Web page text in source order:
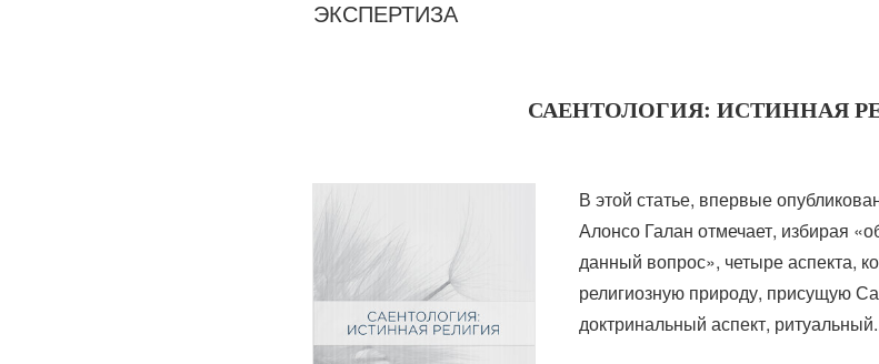
ЭКСПЕРТИЗА
САЕНТОЛОГИЯ: ИСТИННАЯ
В этой статье, впервые
Алонсо Галан отмечает, избирая
данный вопрос», четыре аспекта,
религиозную природу, присущую
доктринальный аспект,